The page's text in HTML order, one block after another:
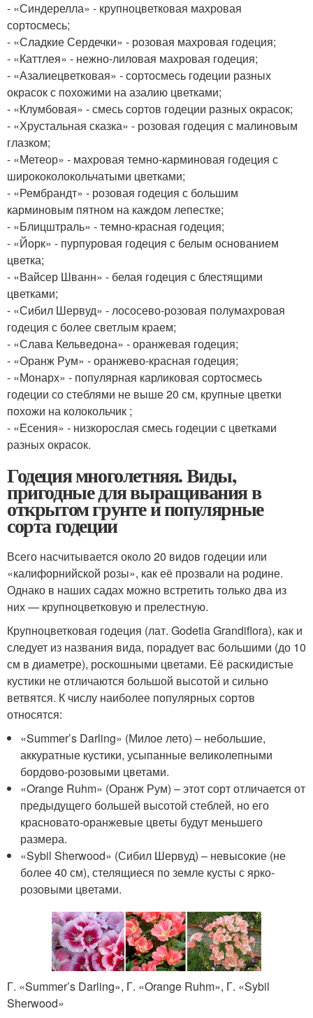
- «Синдерелла» - крупноцветковая махровая
сортосмесь;
- «Сладкие Сердечки» - розовая махровая годеция;
- «Каттлея» - нежно-лиловая махровая годеция;
- «Азалиецветковая» - сортосмесь годеции разных
окрасок с похожими на азалию цветками;
- «Клумбовая» - смесь сортов годеции разных окрасок;
- «Хрустальная сказка» - розовая годеция с малиновым
глазком;
- «Метеор» - махровая темно-карминовая годеция с
ширококолокольчатыми цветками;
- «Рембрандт» - розовая годеция с большим
карминовым пятном на каждом лепестке;
- «Блицштраль» - темно-красная годеция;
- «Йорк» - пурпуровая годеция с белым основанием
цветка;
- «Вайсер Шванн» - белая годеция с блестящими
цветками;
- «Сибил Шервуд» - лососево-розовая полумахровая
годеция с более светлым краем;
- «Слава Кельведона» - оранжевая годеция;
- «Оранж Рум» - оранжево-красная годеция;
- «Монарх» - популярная карликовая сортосмесь
годеции со стеблями не выше 20 см, крупные цветки
похожи на колокольчик ;
- «Есения» - низкорослая смесь годеции с цветками
разных окрасок.
Годеция многолетняя. Виды,
пригодные для выращивания в
открытом грунте и популярные
сорта годеции
Всего насчитывается около 20 видов годеции или
«калифорнийской розы», как её прозвали на родине.
Однако в наших садах можно встретить только два из
них — крупноцветковую и прелестную.
Крупноцветковая годеция (лат. Godetia Grandiflora), как и
следует из названия вида, порадует вас большими (до 10
см в диаметре), роскошными цветами. Её раскидистые
кустики не отличаются большой высотой и сильно
ветвятся. К числу наиболее популярных сортов
относятся:
«Summer’s Darling» (Милое лето) – небольшие,
аккуратные кустики, усыпанные великолепными
бордово-розовыми цветами.
«Orange Ruhm» (Оранж Рум) – этот сорт отличается от
предыдущего большей высотой стеблей, но его
красновато-оранжевые цветы будут меньшего
размера.
«Sybil Sherwood» (Сибил Шервуд) – невысокие (не
более 40 см), стелящиеся по земле кусты с ярко-
розовыми цветами.
Г. «Summer’s Darling», Г. «Orange Ruhm», Г. «Sybil
Sherwood»